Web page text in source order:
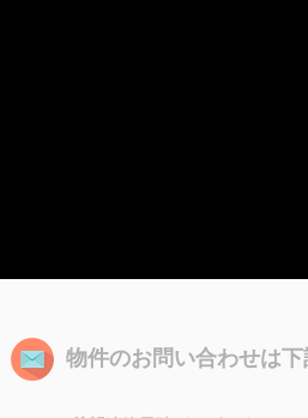
物件のお問い合わせは